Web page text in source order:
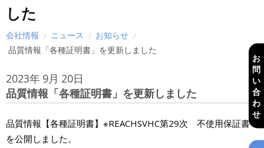
お
問
い
合
わ
せ
した
会社情報 ニュース
お知らせ
品質情報「各種証明書」を更新しました
2023年 9月 20日
品質情報「各種証明書」を更新しました
品質情報【各種証明書】※REACHSVHC第29次 不使用保証書
を公開しました。